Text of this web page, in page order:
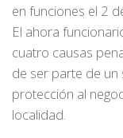
en funciones el 2
El ahora
cuatro causas
de ser parte de un
protección al
localidad.